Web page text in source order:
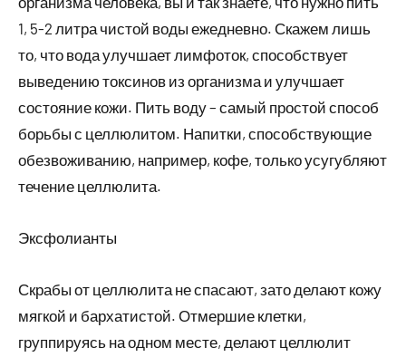
1, 5-2 литра чистой воды ежедневно. Скажем лишь
то, что вода улучшает лимфоток, способствует
выведению токсинов из организма и улучшает
состояние кожи. Пить воду – самый простой способ
борьбы с целлюлитом. Напитки, способствующие
обезвоживанию, например, кофе, только усугубляют
течение целлюлита.
Эксфолианты
Скрабы от целлюлита не спасают, зато делают кожу
мягкой и бархатистой. Отмершие клетки,
группируясь на одном месте, делают целлюлит